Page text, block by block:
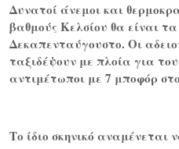
Δυνατοί άνεμοι και
βαθμούς Κελσίου θα είναι
Δεκαπενταύγουστο. Οι
ταξιδέψουν με πλοία για
αντιμέτωποι με 7 μποφόρ
Το ίδιο σκηνικό αναμένεται